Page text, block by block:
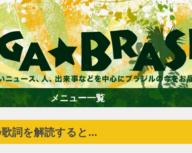
ホーム
メニュー一覧
詞を解読すると…